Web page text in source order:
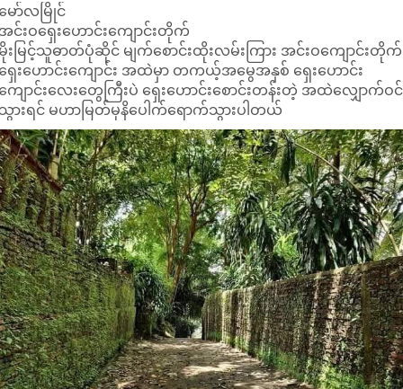
ော်လမြိုင်
င်းဝ​ရှေး​ဟောင်း​ကျောင်းတိုက်
းမြင့်သူဓာတ်ပုံဆိုင် မျက်စောင်းထိုးလမ်းကြား အင်းဝကျောင်းတိုက်
ေးဟောင်းကျောင်း အထဲမှာ တကယ့်အမွေအနှစ် ရှေးဟောင်း
ျောင်းလေးတွေကြီးပဲ ရှေးဟောင်းစောင်းတန်းတဲ့ အထဲလျှောက်ဝင်
ားရင် မဟာမြတ်မုနိပေါက်ရောက်သွားပါတယ်